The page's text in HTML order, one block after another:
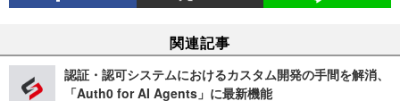
関連記事
認証・認可システムにおけるカスタム開発の手間を解消、
「Auth0 for AI Agents」に最新機能